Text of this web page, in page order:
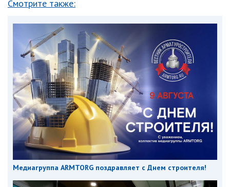
Смотрите также:
Медиагруппа ARMTORG поздравляет с Днем строителя!